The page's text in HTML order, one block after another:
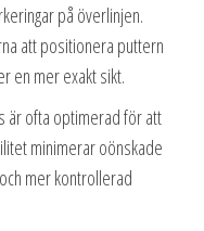
på överlinjen.
att positionera puttern
en mer exakt sikt.
är ofta optimerad för att
minimerar oönskade
mer kontrollerad